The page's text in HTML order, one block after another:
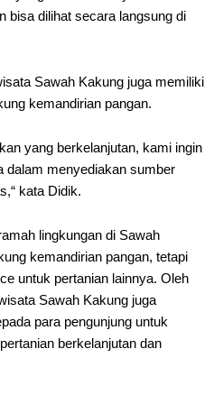
bisa dilihat secara langsung di
Sawah Kakung juga memiliki
kemandirian pangan.
yang berkelanjutan, kami ingin
dalam menyediakan sumber
kata Didik.
lingkungan di Sawah
kemandirian pangan, tetapi
untuk pertanian lainnya. Oleh
Sawah Kakung juga
para pengunjung untuk
berkelanjutan dan